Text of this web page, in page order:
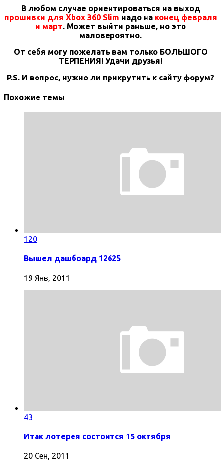
В любом случае ориентироваться на выход
прошивки для Xbox 360 Slim надо на конец февраля
и март. Может выйти раньше, но это
маловероятно.
От себя могу пожелать вам только БОЛЬШОГО
ТЕРПЕНИЯ! Удачи друзья!
P.S. И вопрос, нужно ли прикрутить к сайту форум?
Похожие темы
120
Вышел дашбоард 12625
19 Янв, 2011
43
Итак лотерея состоится 15 октября
20 Сен, 2011